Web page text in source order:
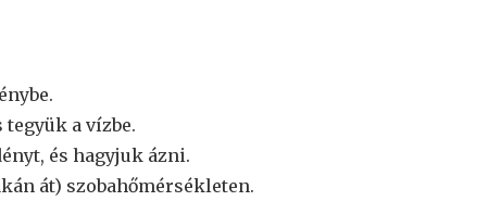
a vízbe.
és hagyjuk ázni.
át) szobahőmérsékleten.